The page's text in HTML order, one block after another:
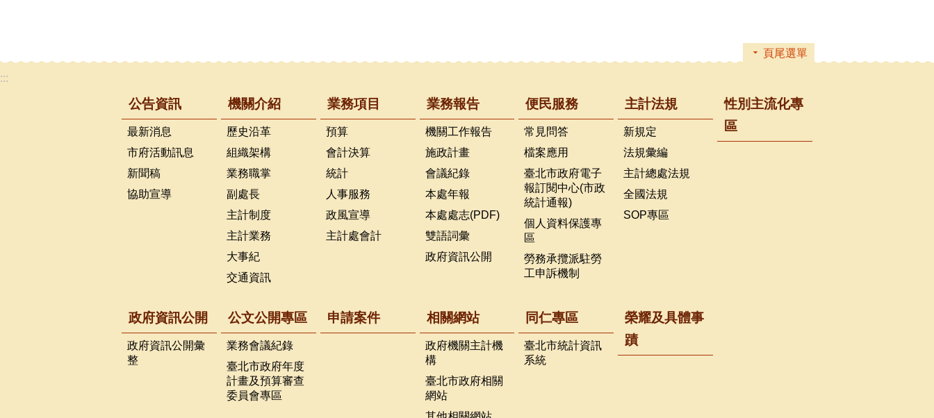
頁尾選單
:::
公告資訊
最新消息
市府活動訊息
新聞稿
協助宣導
機關介紹
歷史沿革
組織架構
業務職掌
副處長
主計制度
主計業務
大事紀
交通資訊
業務項目
預算
會計決算
統計
人事服務
政風宣導
主計處會計
業務報告
機關工作報告
施政計畫
會議紀錄
本處年報
本處處志(PDF)
雙語詞彙
政府資訊公開
便民服務
常見問答
檔案應用
臺北市政府電子
報訂閱中心(市政
統計通報)
個人資料保護專
區
勞務承攬派駐勞
工申訴機制
主計法規
新規定
法規彙編
主計總處法規
全國法規
SOP專區
性別主流化專
區
政府資訊公開
政府資訊公開彙
整
公文公開專區
業務會議紀錄
臺北市政府年度
計畫及預算審查
委員會專區
申請案件 相關網站
政府機關主計機
構
臺北市政府相關
網站
同仁專區
臺北市統計資訊
系統
榮耀及具體事
蹟